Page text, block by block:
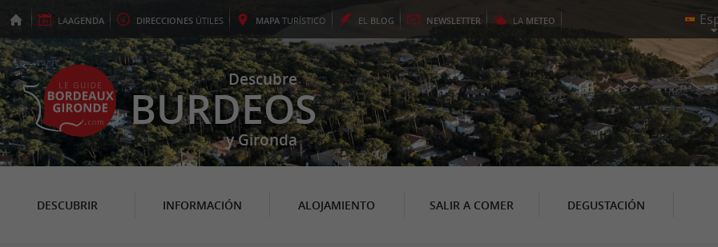
LAAGENDA DIRECCIONES ÚTILES MAPA TURÍSTICO EL BLOG NEWSLETTER LA METEO
Descubre
BURDEOS
y Gironda
DESCUBRIR INFORMACIÓN ALOJAMIENTO SALIR A COMER DEGUSTACIÓN